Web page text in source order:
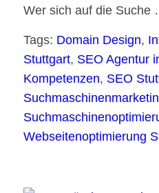
Wer sich auf die Suche
Tags: Domain Design,
Stuttgart, SEO Agentur
Kompetenzen, SEO
Webseitenoptimierung